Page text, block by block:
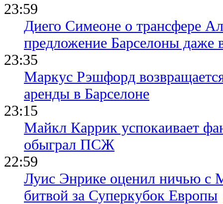
23:59
Диего Симеоне о трансфере
предложение Барселоны даже
23:35
Маркус Рэшфорд
аренды в Барселоне
23:15
Майкл Каррик успокаивает
обыграл ПСЖ
22:59
Луис Энрике оценил ничью с
битвой за Суперкубок Европы